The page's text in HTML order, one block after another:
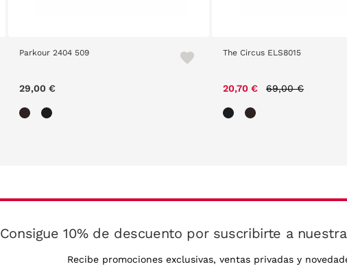
Parkour 2404 509
29,00 €
The Circus ELS8015
20,70 € 69,00 €
Consigue 10% de descuento por suscribirte a nuestra
Recibe promociones exclusivas, ventas privadas y